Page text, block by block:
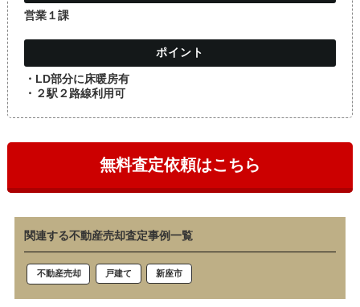
営業１課
・LD部分に床暖房有
・２駅２路線利用可
無料査定依頼はこちら
関連する不動産売却査定事例一覧
不動産売却 戸建て 新座市